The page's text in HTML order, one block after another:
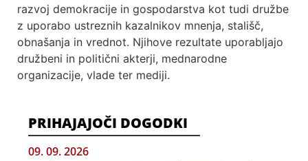
razvoj demokracije in gospodarstva kot tudi družbe
z uporabo ustreznih kazalnikov mnenja, stališč,
obnašanja in vrednot. Njihove rezultate uporabljajo
družbeni in politični akterji, mednarodne
organizacije, vlade ter mediji.
PRIHAJAJOČI DOGODKI
09. 09. 2026